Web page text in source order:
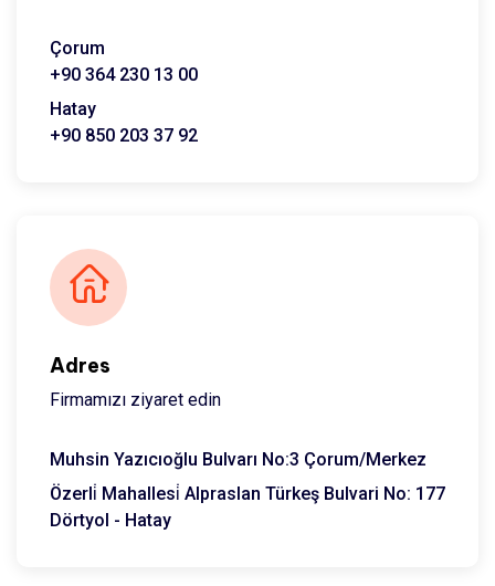
Çorum
+90 364 230 13 00
Hatay
+90 850 203 37 92
Adres
Firmamızı ziyaret edin
Muhsin Yazıcıoğlu Bulvarı No:3 Çorum/Merkez
Özerli̇ Mahallesi̇ Alpraslan Türkeş Bulvari No: 177
Dörtyol - Hatay